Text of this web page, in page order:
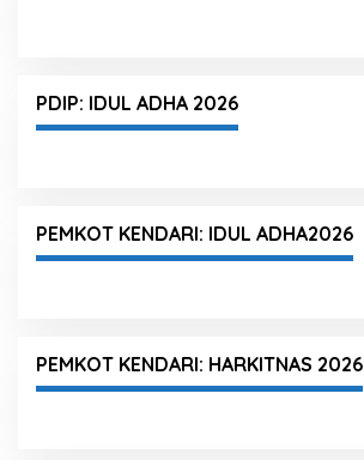
PDIP: IDUL ADHA 2026
PEMKOT KENDARI: IDUL ADHA2026
PEMKOT KENDARI: HARKITNAS 2026